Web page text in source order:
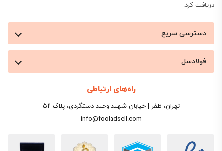
دریافت کرد.
دسترسی سریع
فولادسل
راه‌های ارتباطی
تهران، ظفر | خیابان شهید وحید دستگردی، پلاک ۵۲
info@fooladsell.com